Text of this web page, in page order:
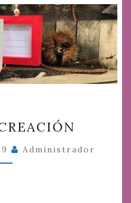
Administrador